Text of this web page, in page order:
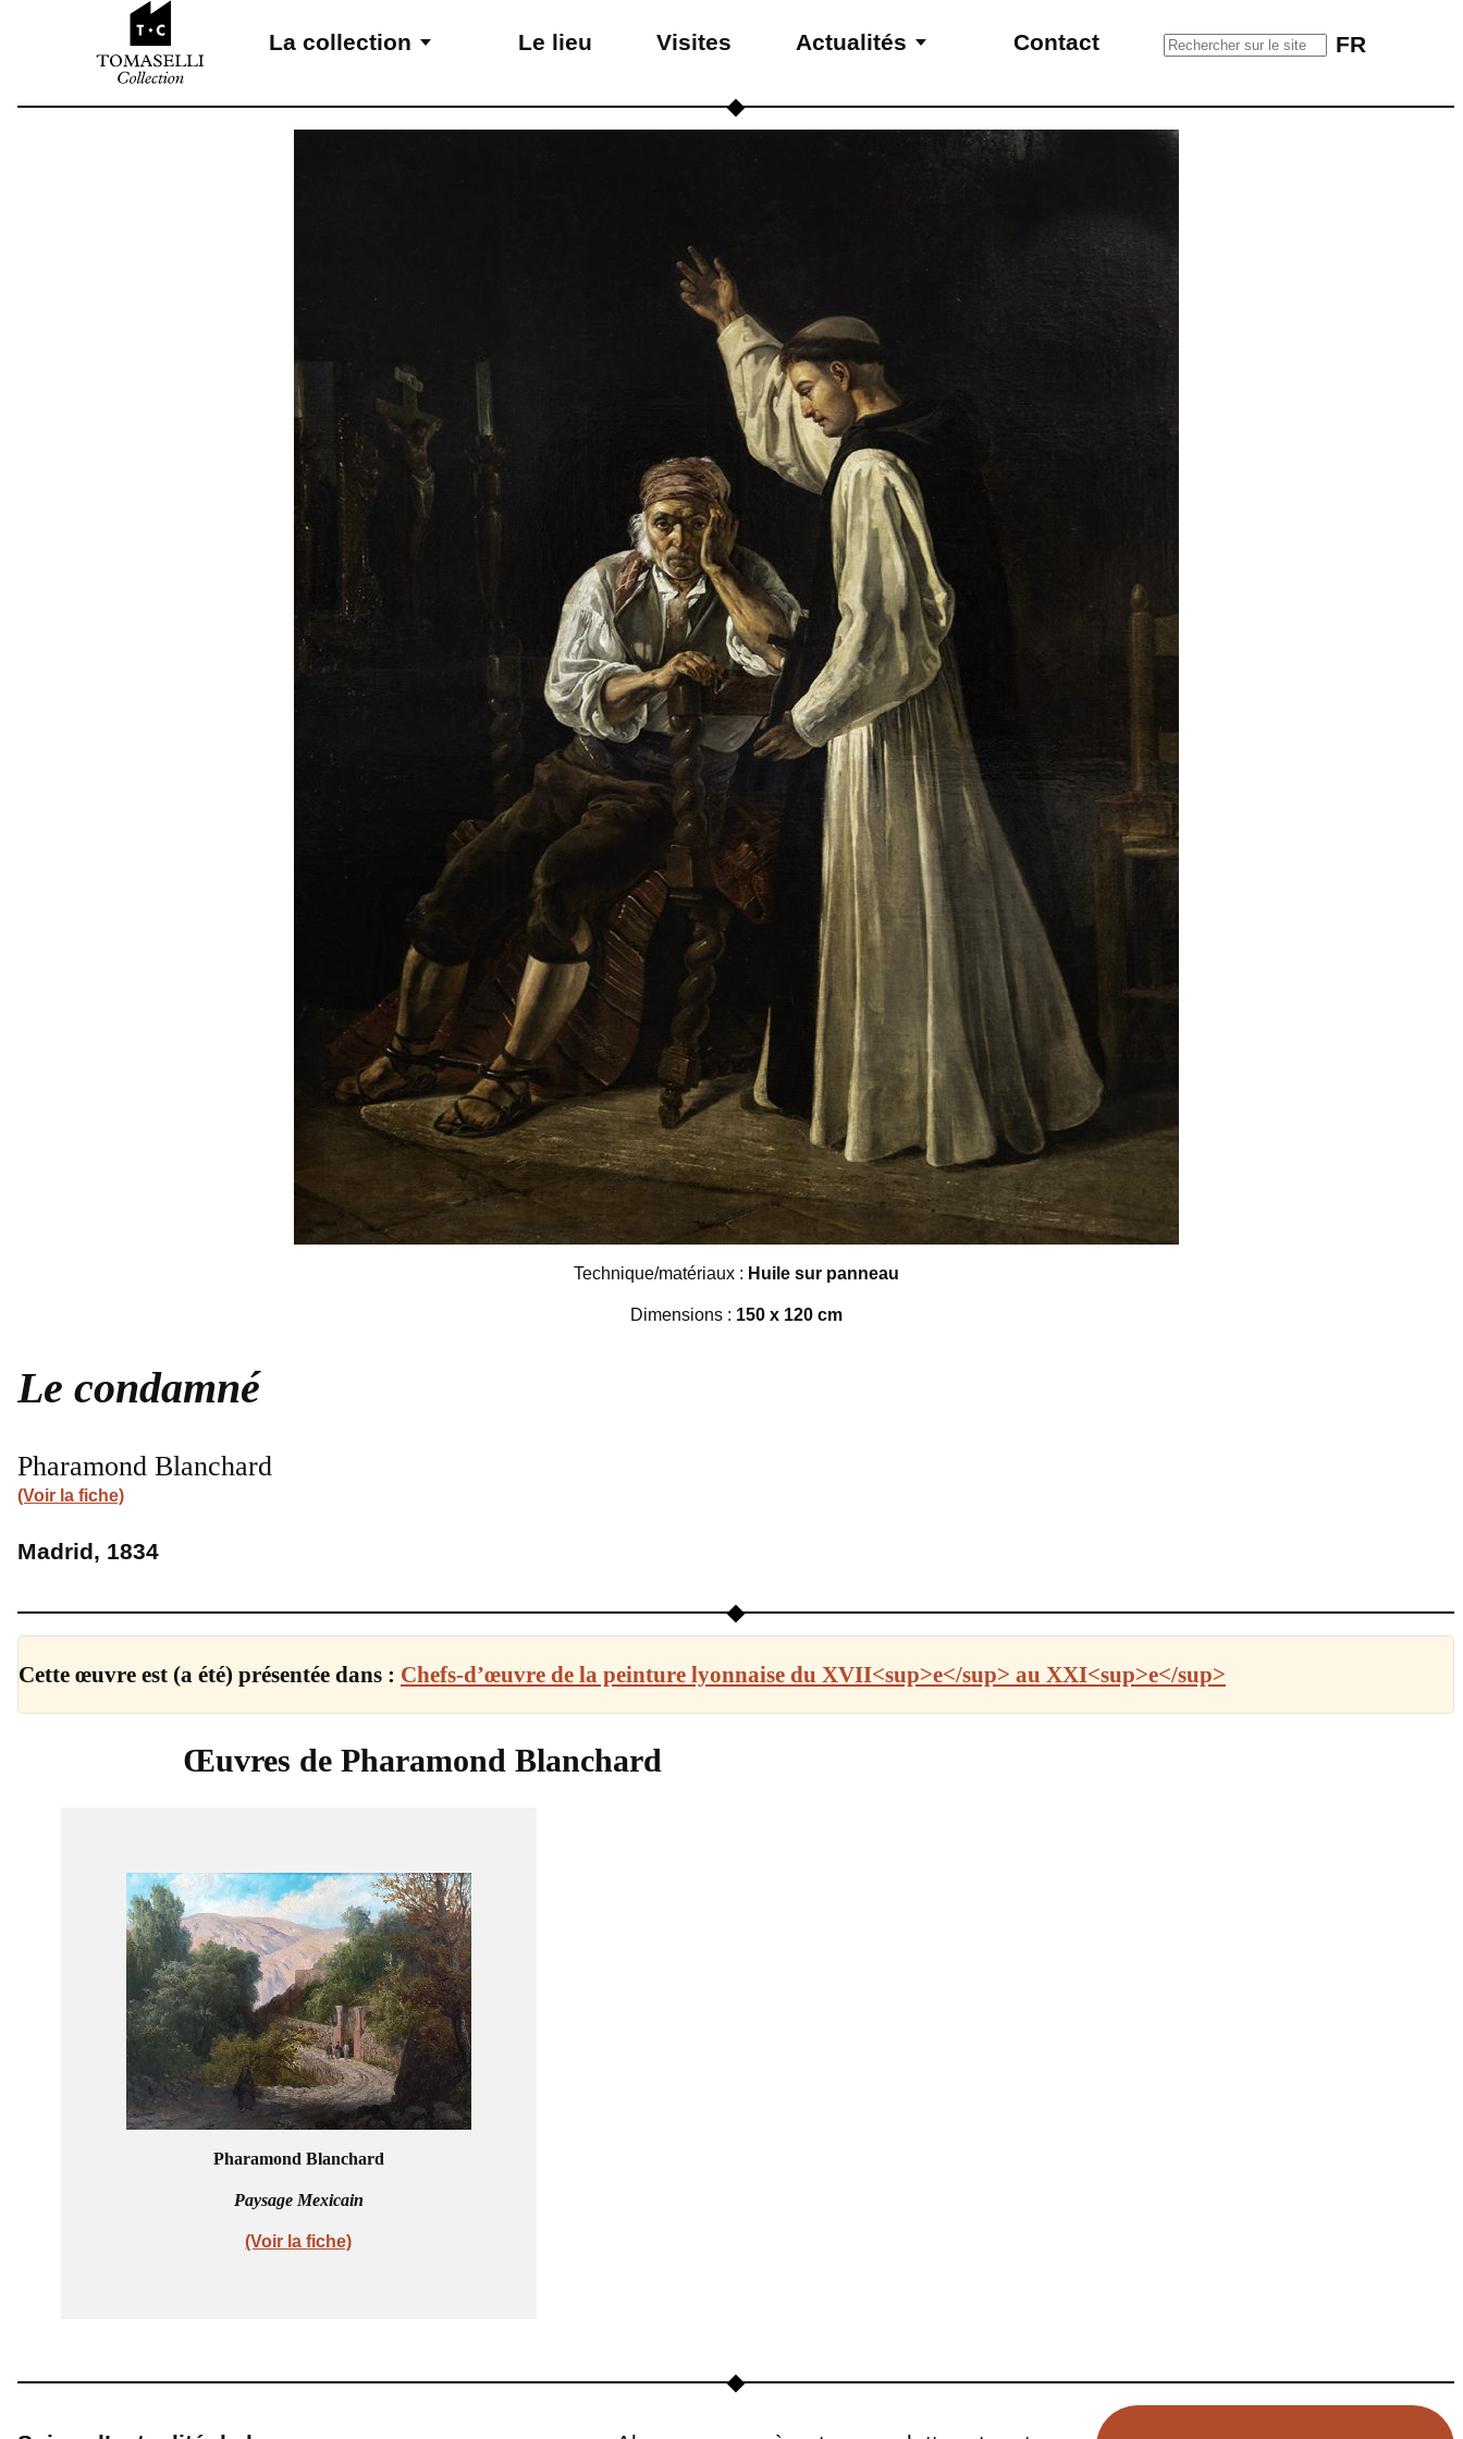
Aller au contenu
La collection
Le lieu Visites Actualités Contact Rechercher sur le site
FR
Technique/matériaux : Huile sur panneau
Dimensions : 150 x 120 cm
Le condamné
Pharamond Blanchard
(Voir la fiche)
Madrid, 1834
Cette œuvre est (a été) présentée dans : Chefs-d’œuvre de la peinture lyonnaise du XVII<sup>e</sup> au XXI<sup>e</sup>
Œuvres de Pharamond Blanchard
Pharamond Blanchard
Paysage Mexicain
(Voir la fiche)